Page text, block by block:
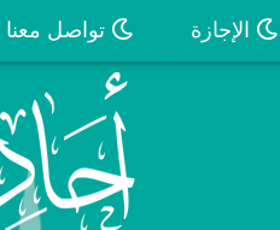
الإجازة تواصل معنا